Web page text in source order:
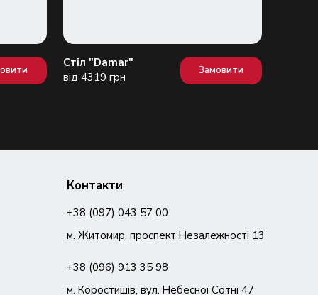
Стіл "Damar"
від 4319 грн
Замовити
Контакти
+38 (097) 043 57 00
м. Житомир, проспект Незалежності 13
+38 (096) 913 35 98
м. Коростишів, вул. Небесної Сотні 47